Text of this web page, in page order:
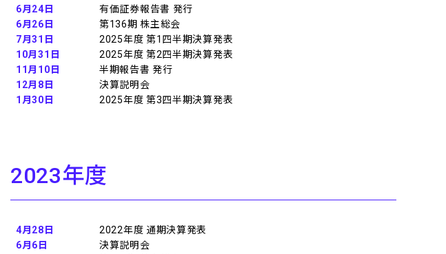
6月24日
有価証券報告書 発行
6月26日
第136期 株主総会
7月31日
2025年度 第1四半期決算発表
10月31日
2025年度 第2四半期決算発表
11月10日
半期報告書 発行
12月8日
決算説明会
1月30日
2025年度 第3四半期決算発表
2023年度
4月28日
2022年度 通期決算発表
6月6日
決算説明会